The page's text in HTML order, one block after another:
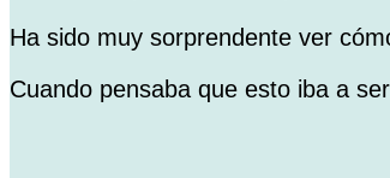
Ha sido muy sorprendente ver
Cuando pensaba que esto iba a